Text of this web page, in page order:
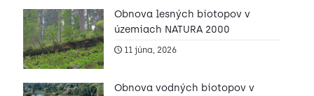
Obnova lesných biotopov v
územiach NATURA 2000
11 júna, 2026
Obnova vodných biotopov v